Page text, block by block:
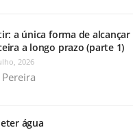
a única forma de
a longo prazo (parte 1)
2026
água